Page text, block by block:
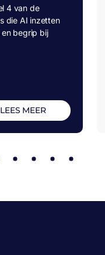
4 van de
die AI inzetten
begrip bij
LEES MEER
5 6 7 8